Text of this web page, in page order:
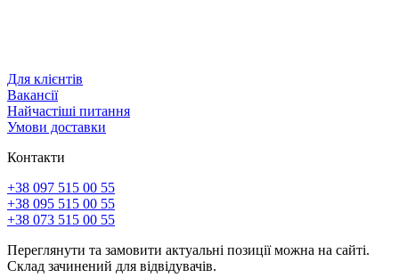
Для клієнтів
Вакансії
Найчастіші питання
Умови доставки
Контакти
+38 097 515 00 55
+38 095 515 00 55
+38 073 515 00 55
Переглянути та замовити актуальні позиції можна на сайті.
Склад зачинений для відвідувачів.